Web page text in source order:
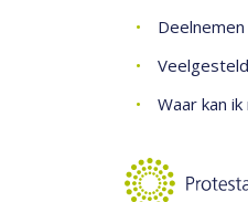
Deelnemen
Waar kan